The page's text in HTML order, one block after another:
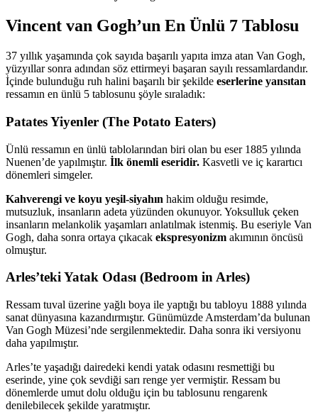
Vincent van Gogh’un En Ünlü 7 Tablosu
37 yıllık yaşamında çok sayıda başarılı yapıta imza atan Van Gogh,
yüzyıllar sonra adından söz ettirmeyi başaran sayılı ressamlardandır.
İçinde bulunduğu ruh halini başarılı bir şekilde eserlerine yansıtan
ressamın en ünlü 5 tablosunu şöyle sıraladık:
Patates Yiyenler (The Potato Eaters)
Ünlü ressamın en ünlü tablolarından biri olan bu eser 1885 yılında
Nuenen’de yapılmıştır. İlk önemli eseridir. Kasvetli ve iç karartıcı
dönemleri simgeler.
Kahverengi ve koyu yeşil-siyahın hakim olduğu resimde,
mutsuzluk, insanların adeta yüzünden okunuyor. Yoksulluk çeken
insanların melankolik yaşamları anlatılmak istenmiş. Bu eseriyle Van
Gogh, daha sonra ortaya çıkacak ekspresyonizm akımının öncüsü
olmuştur.
Arles’teki Yatak Odası (Bedroom in Arles)
Ressam tuval üzerine yağlı boya ile yaptığı bu tabloyu 1888 yılında
sanat dünyasına kazandırmıştır. Günümüzde Amsterdam’da bulunan
Van Gogh Müzesi’nde sergilenmektedir. Daha sonra iki versiyonu
daha yapılmıştır.
Arles’te yaşadığı dairedeki kendi yatak odasını resmettiği bu
eserinde, yine çok sevdiği sarı renge yer vermiştir. Ressam bu
dönemlerde umut dolu olduğu için bu tablosunu rengarenk
denilebilecek şekilde yaratmıştır.